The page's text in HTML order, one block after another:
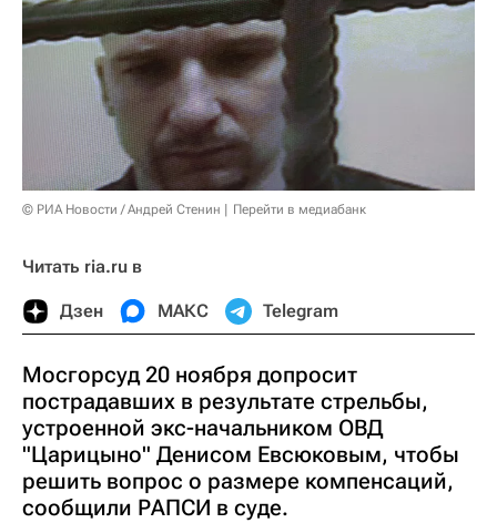
© РИА Новости / Андрей Стенин Перейти в медиабанк
Читать ria.ru в
Дзен МАКС Telegram
Мосгорсуд 20 ноября допросит
пострадавших в результате стрельбы,
устроенной экс-начальником ОВД
"Царицыно" Денисом Евсюковым, чтобы
решить вопрос о размере компенсаций,
сообщили РАПСИ в суде.